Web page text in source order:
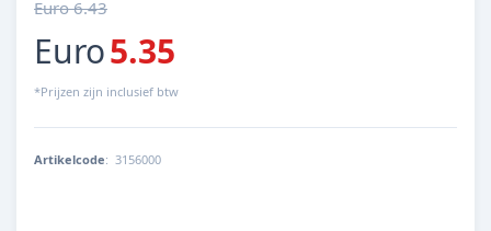
Euro 6.43
Euro5.35
*Prijzen zijn inclusief btw
Artikelcode: 3156000